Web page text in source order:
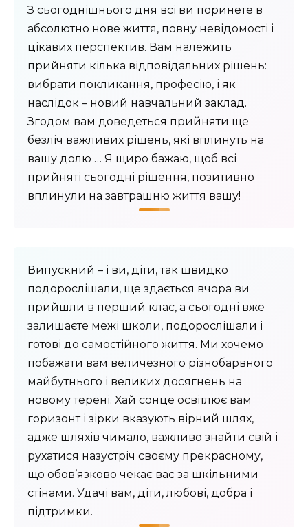
З сьогоднішнього дня всі ви поринете в
абсолютно нове життя, повну невідомості і
цікавих перспектив. Вам належить
прийняти кілька відповідальних рішень:
вибрати покликання, професію, і як
наслідок – новий навчальний заклад.
Згодом вам доведеться прийняти ще
безліч важливих рішень, які вплинуть на
вашу долю … Я щиро бажаю, щоб всі
прийняті сьогодні рішення, позитивно
вплинули на завтрашню життя вашу!
Випускний – і ви, діти, так швидко
подорослішали, ще здається вчора ви
прийшли в перший клас, а сьогодні вже
залишаєте межі школи, подорослішали і
готові до самостійного життя. Ми хочемо
побажати вам величезного різнобарвного
майбутнього і великих досягнень на
новому терені. Хай сонце освітлює вам
горизонт і зірки вказують вірний шлях,
адже шляхів чимало, важливо знайти свій і
рухатися назустріч своєму прекрасному,
що обов’язково чекає вас за шкільними
стінами. Удачі вам, діти, любові, добра і
підтримки.